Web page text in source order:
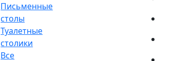
Письменные
столы
Туалетные
столики